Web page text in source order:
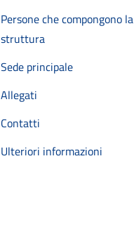
Persone che compongono la
struttura
Sede principale
Allegati
Contatti
Ulteriori informazioni